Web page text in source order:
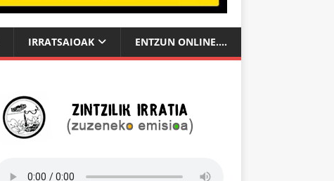
IRRATSAIOAK ENTZUN ONLINE….